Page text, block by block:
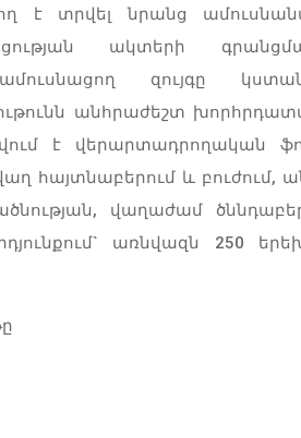
է տրվել նրանց
ակտերի
ամուսնացող զույգը
անհրաժեշտ
է վերարտադրողական
հայտնաբերում և բուժում,
վաղաժամ
առնվազն 250